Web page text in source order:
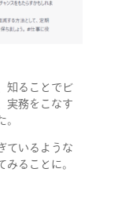
知ることでビ
実務をこなす
。
ているような
みることに。